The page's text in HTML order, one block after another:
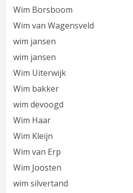
Wim Borsboom
Wim van Wagensveld
wim jansen
wim jansen
Wim Uiterwijk
Wim bakker
wim devoogd
Wim Haar
Wim Kleijn
Wim van Erp
Wim Joosten
wim silvertand